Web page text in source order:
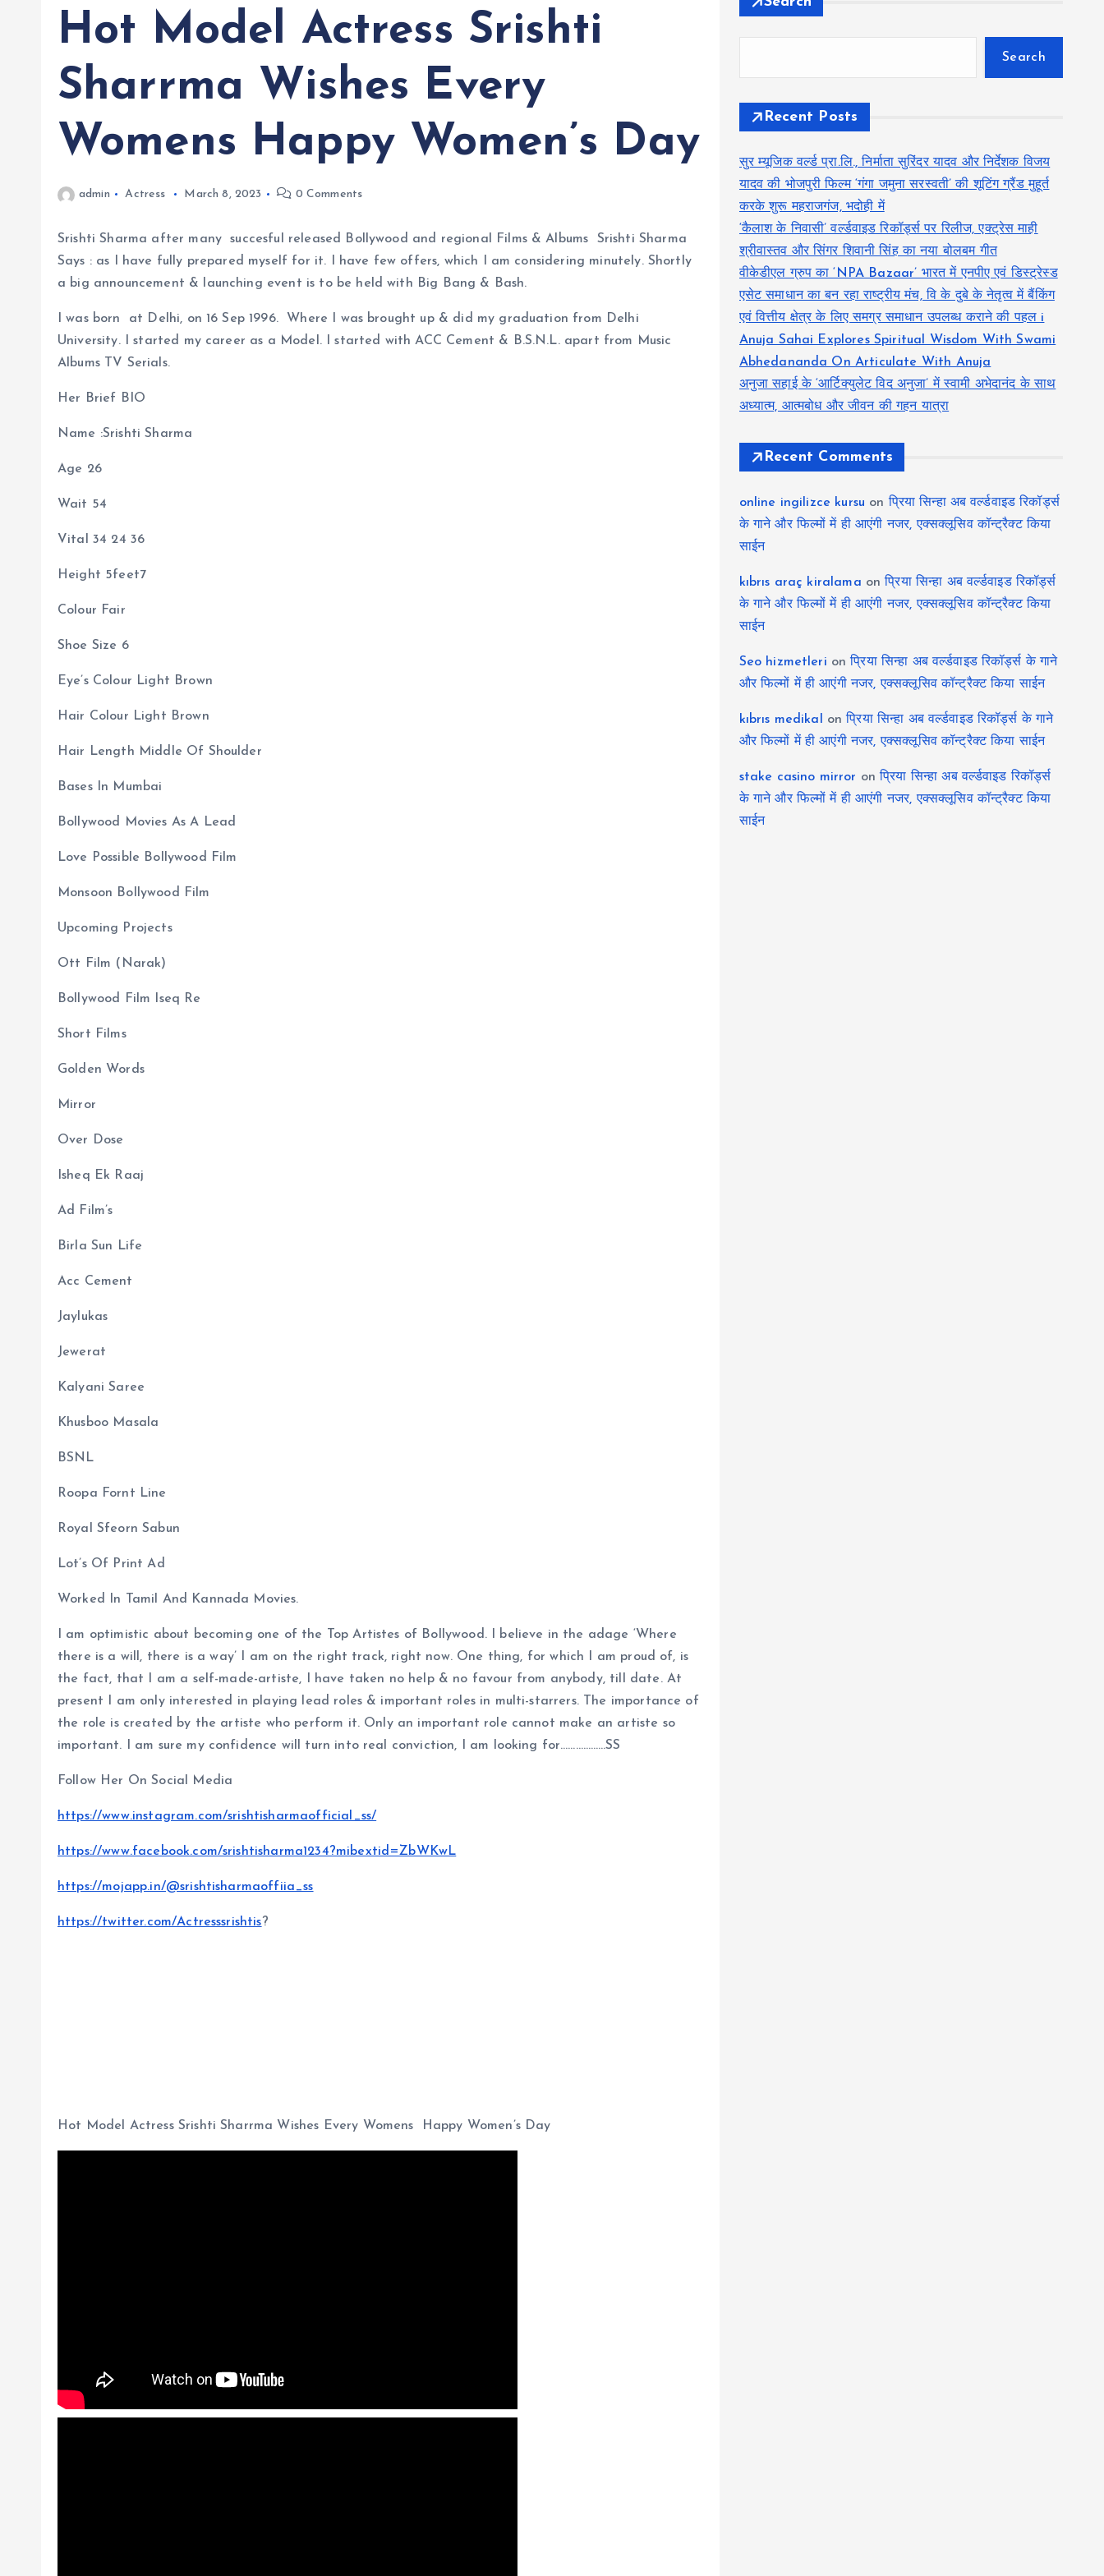
Hot Model Actress Srishti
Sharrma Wishes Every
Womens Happy Women’s Day
admin Actress March 8, 2023 0 Comments
Srishti Sharma after many succesful released Bollywood and regional Films & Albums Srishti Sharma
Says : as I have fully prepared myself for it. I have few offers, which I am considering minutely. Shortly
a big announcement & launching event is to be held with Big Bang & Bash.
I was born at Delhi, on 16 Sep 1996. Where I was brought up & did my graduation from Delhi
University. I started my career as a Model. I started with ACC Cement & B.S.N.L. apart from Music
Albums TV Serials.
Her Brief BIO
Name :Srishti Sharma
Age 26
Wait 54
Vital 34 24 36
Height 5feet7
Colour Fair
Shoe Size 6
Eye’s Colour Light Brown
Hair Colour Light Brown
Hair Length Middle Of Shoulder
Bases In Mumbai
Bollywood Movies As A Lead
Love Possible Bollywood Film
Monsoon Bollywood Film
Upcoming Projects
Ott Film (Narak)
Bollywood Film Iseq Re
Short Films
Golden Words
Mirror
Over Dose
Isheq Ek Raaj
Ad Film’s
Birla Sun Life
Acc Cement
Jaylukas
Jewerat
Kalyani Saree
Khusboo Masala
BSNL
Roopa Fornt Line
Royal Sfeorn Sabun
Lot’s Of Print Ad
Worked In Tamil And Kannada Movies.
I am optimistic about becoming one of the Top Artistes of Bollywood. I believe in the adage ‘Where
there is a will, there is a way’ I am on the right track, right now. One thing, for which I am proud of, is
the fact, that I am a self-made-artiste, I have taken no help & no favour from anybody, till date. At
present I am only interested in playing lead roles & important roles in multi-starrers. The importance of
the role is created by the artiste who perform it. Only an important role cannot make an artiste so
important. I am sure my confidence will turn into real conviction, I am looking for………………SS
Follow Her On Social Media
https://www.instagram.com/srishtisharmaofficial_ss/
https://www.facebook.com/srishtisharma1234?mibextid=ZbWKwL
https://mojapp.in/@srishtisharmaoffiia_ss
https://twitter.com/Actresssrishtis?
Hot Model Actress Srishti Sharrma Wishes Every Womens Happy Women’s Day
Search
Recent Posts
सुर म्यूजिक वर्ल्ड प्रा.लि., निर्माता सुरिंदर यादव और निर्देशक विजय
यादव की भोजपुरी फिल्म ‘गंगा जमुना सरस्वती’ की शूटिंग ग्रैंड मुहूर्त
करके शुरू महराजगंज, भदोही में
‘कैलाश के निवासी’ वर्ल्डवाइड रिकॉर्ड्स पर रिलीज, एक्ट्रेस माही
श्रीवास्तव और सिंगर शिवानी सिंह का नया बोलबम गीत
वीकेडीएल ग्रुप का ‘NPA Bazaar’ भारत में एनपीए एवं डिस्ट्रेस्ड
एसेट समाधान का बन रहा राष्ट्रीय मंच, वि के दुबे के नेतृत्व में बैंकिंग
एवं वित्तीय क्षेत्र के लिए समग्र समाधान उपलब्ध कराने की पहल i
Anuja Sahai Explores Spiritual Wisdom With Swami
Abhedananda On Articulate With Anuja
अनुजा सहाई के ‘आर्टिक्युलेट विद अनुजा’ में स्वामी अभेदानंद के साथ
अध्यात्म, आत्मबोध और जीवन की गहन यात्रा
Recent Comments
online ingilizce kursu onप्रिया सिन्हा अब वर्ल्डवाइड रिकॉर्ड्स
के गाने और फिल्मों में ही आएंगी नजर, एक्सक्लूसिव कॉन्ट्रैक्ट किया
साईन
kıbrıs araç kiralama onप्रिया सिन्हा अब वर्ल्डवाइड रिकॉर्ड्स
के गाने और फिल्मों में ही आएंगी नजर, एक्सक्लूसिव कॉन्ट्रैक्ट किया
साईन
Seo hizmetleri onप्रिया सिन्हा अब वर्ल्डवाइड रिकॉर्ड्स के गाने
और फिल्मों में ही आएंगी नजर, एक्सक्लूसिव कॉन्ट्रैक्ट किया साईन
kıbrıs medikal onप्रिया सिन्हा अब वर्ल्डवाइड रिकॉर्ड्स के गाने
और फिल्मों में ही आएंगी नजर, एक्सक्लूसिव कॉन्ट्रैक्ट किया साईन
stake casino mirror onप्रिया सिन्हा अब वर्ल्डवाइड रिकॉर्ड्स
के गाने और फिल्मों में ही आएंगी नजर, एक्सक्लूसिव कॉन्ट्रैक्ट किया
साईन